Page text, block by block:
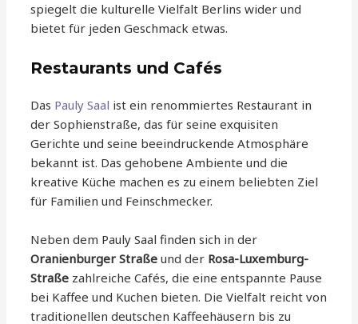
spiegelt die kulturelle Vielfalt Berlins wider und
bietet für jeden Geschmack etwas.
Restaurants und Cafés
Das Pauly Saal ist ein renommiertes Restaurant in
der Sophienstraße, das für seine exquisiten
Gerichte und seine beeindruckende Atmosphäre
bekannt ist. Das gehobene Ambiente und die
kreative Küche machen es zu einem beliebten Ziel
für Familien und Feinschmecker.
Neben dem Pauly Saal finden sich in der
Oranienburger Straße und der Rosa-Luxemburg-
Straße zahlreiche Cafés, die eine entspannte Pause
bei Kaffee und Kuchen bieten. Die Vielfalt reicht von
traditionellen deutschen Kaffeehäusern bis zu